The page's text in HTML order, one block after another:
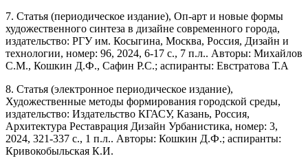
7. Статья (периодическое издание), Оп-арт и новые формы
художественного синтеза в дизайне современного города,
издательство: РГУ им. Косыгина, Москва, Россия, Дизайн и
технологии, номер: 96, 2024, 6-17 с., 7 п.л.. Авторы: Михайлов
С.М., Кошкин Д.Ф., Сафин Р.С.; аспиранты: Евстратова Т.А
8. Статья (электронное периодическое издание),
Художественные методы формирования городской среды,
издательство: Издательство КГАСУ, Казань, Россия,
Архитектура Реставрация Дизайн Урбанистика, номер: 3,
2024, 321-337 с., 1 п.л.. Авторы: Кошкин Д.Ф.; аспиранты:
Кривокобыльская К.И.